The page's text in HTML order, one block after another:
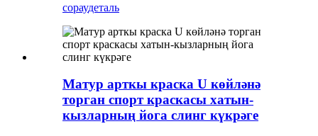
сораудеталь
Матур арткы краска U көйләнә
торган спорт краскасы хатын-
кызларның йога слинг күкрәге